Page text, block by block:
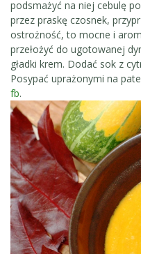
podsmażyć na niej cebulę
przez praskę czosnek,
ostrożność, to mocne i
przełożyć do ugotowanej
gładki krem. Dodać sok z
Posypać uprażonymi na
fb.